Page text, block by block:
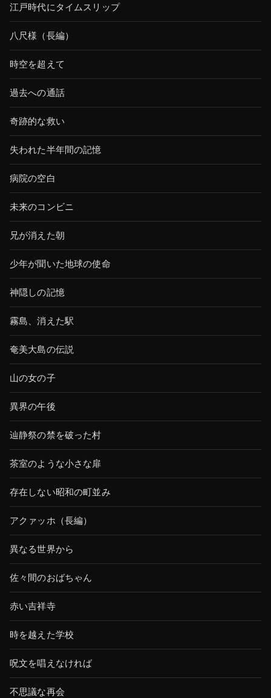
江戸時代にタイムスリップ
八尺様（長編）
時空を超えて
過去への通話
奇跡的な救い
失われた半年間の記憶
病院の空白
未来のコンビニ
兄が消えた朝
少年が聞いた地球の使命
神隠しの記憶
霧島、消えた駅
奄美大島の伝説
山の女の子
異界の午後
辿静祭の禁を破った村
茶室のような小さな扉
存在しない昭和の町並み
アクァッホ（長編）
異なる世界から
佐々間のおばちゃん
赤い吉祥寺
時を越えた学校
呪文を唱えなければ
不思議な再会